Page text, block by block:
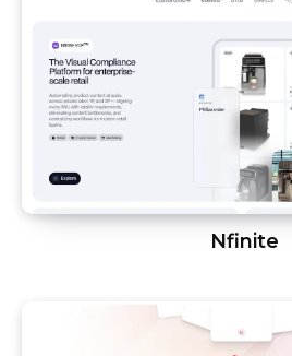
Nfinite